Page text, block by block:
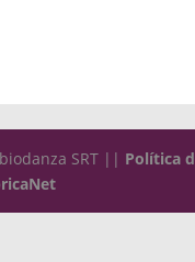
SRT || Política